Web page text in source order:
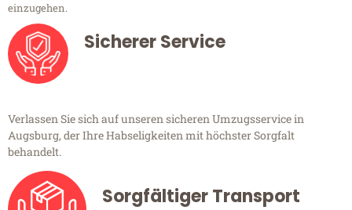
einzugehen.
Sicherer Service
Verlassen Sie sich auf unseren sicheren Umzugsservice in
Augsburg, der Ihre Habseligkeiten mit höchster Sorgfalt
behandelt.
Sorgfältiger Transport